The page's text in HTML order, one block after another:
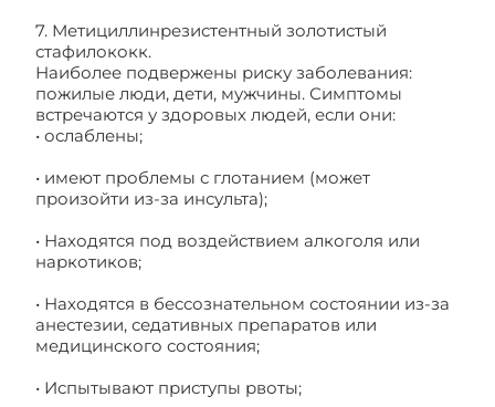
7. Метициллинрезистентный золотистый
стафилококк.
Наиболее подвержены риску заболевания:
пожилые люди, дети, мужчины. Симптомы
встречаются у здоровых людей, если они:
• ослаблены;
• имеют проблемы с глотанием (может
произойти из-за инсульта);
• Находятся под воздействием алкоголя или
наркотиков;
• Находятся в бессознательном состоянии из-за
анестезии, седативных препаратов или
медицинского состояния;
• Испытывают приступы рвоты;